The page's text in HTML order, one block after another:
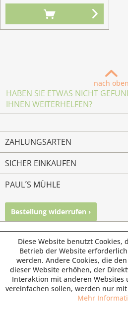
nach oben
HABEN SIE ETWAS NICHT
IHNEN WEITERHELFEN?
ZAHLUNGSARTEN
SICHER EINKAUFEN
PAUL´S MÜHLE
Bestellung widerrufen ›
© Paul's Mühle | Inhaber:
45659
Fax: 02361 -28831 | E-Mail:
Diese Website benutzt Cookies,
Betrieb der Website
werden. Andere Cookies, die
dieser Website erhöhen, der
Interaktion mit anderen Websites
vereinfachen sollen, werden nur
Mehr